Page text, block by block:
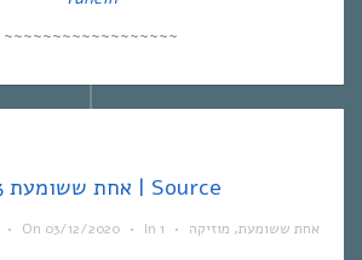
~~~~~~~~~~~~~~~~~~
אחת ששומעת #443 | 3/12/20 | Source
• On 03/12/2020 • In אחת ששומעת, מוזיקה •
1